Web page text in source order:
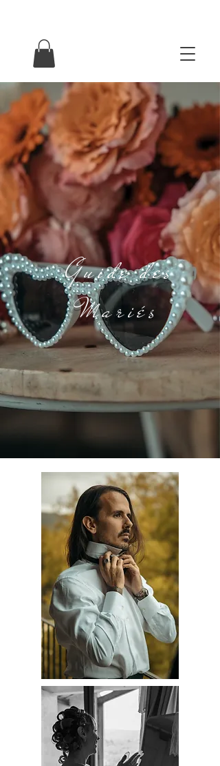
Guide des
Mariés